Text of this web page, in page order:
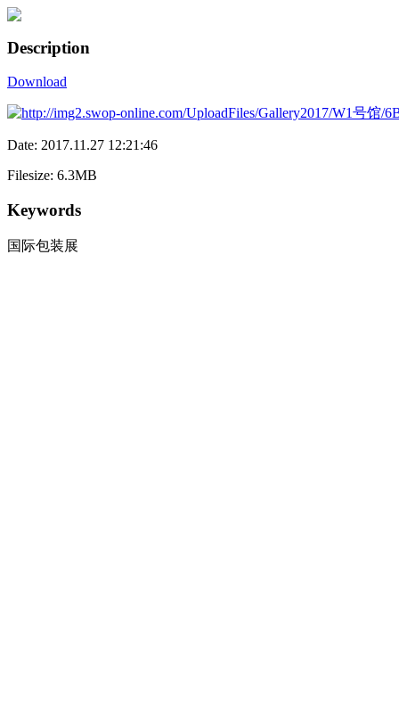
Description
Download
Date: 2017.11.27 12:21:46
Filesize: 6.3MB
Keywords
国际包装展